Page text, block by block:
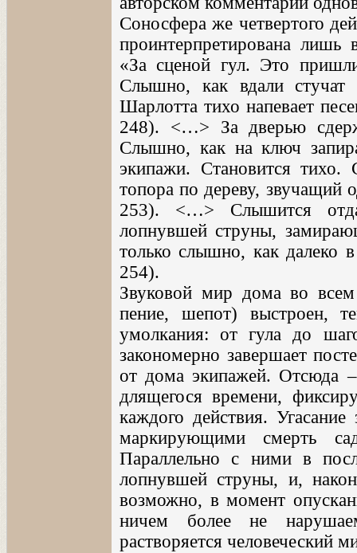
Соносфера же четвертого
проинтерпретирована лишь
«За сценой гул. Это
Слышно, как вдали
Шарлотта тихо напевает
248). <…> За дверью
Слышно, как на ключ
экипажи. Становится тихо.
топора по дереву, звучащий
253). <…> Слышится
лопнувшей струны,
только слышно, как далеко
254).
Звуковой мир дома во
пение, шепот) выстроен,
умолкания: от гула до
закономерно завершает
от дома экипажей. Отсюда –
длящегося времени,
каждого действия.
маркирующими смерть
Параллельно с ними в
лопнувшей струны, и,
возможно, в момент
ничем более не
растворяется человеческий